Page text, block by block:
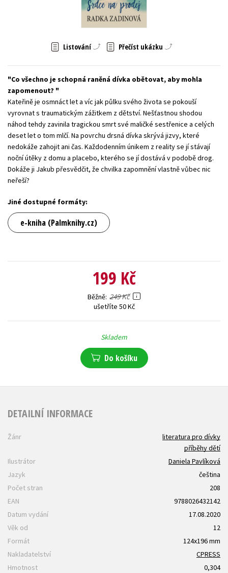
Zahraniční literatura
Listování Přečíst ukázku
Co všechno je schopná raněná dívka obětovat, aby mohla
zapomenout?
Kateřině je osmnáct let a víc jak půlku svého života se pokouší
vyrovnat s traumatickým zážitkem z dětství. Nešťastnou shodou
náhod tehdy zavinila tragickou smrt své maličké sestřenice a celých
deset let o tom mlčí. Na povrchu drsná dívka skrývá jizvy, které
nedokáže zahojit ani čas. Každodenním únikem z reality se jí stávají
noční útěky z domu a placebo, kterého se jí dostává v podobě drog.
Dokáže ji Jakub přesvědčit, že chvilka zapomnění vlastně vůbec nic
neřeší?
Jiné dostupné formáty:
e-kniha (Palmknihy.cz)
199 Kč
Běžně 249 Kč
ušetříte 50 Kč
Skladem
Do košíku
DETAILNÍ INFORMACE
Žánr
literatura pro dívky
příběhy dětí
Ilustrátor
Daniela Pavlíková
Jazyk
čeština
Počet stran
208
EAN
9788026432142
Datum vydání
17.08.2020
Věk od
12
Formát
124x196 mm
Nakladatelství
CPRESS
Hmotnost
0,304